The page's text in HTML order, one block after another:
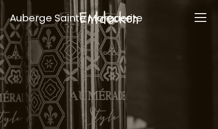
Auberge Sainte Marguerite
Entdecken